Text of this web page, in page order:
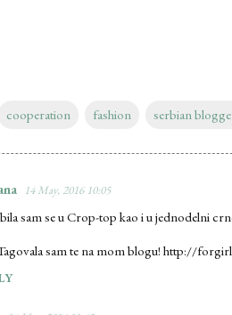
cooperation fashion serbian
14 May, 2016 10:05
sam se u Crop-top kao i u jednodelni
sam te na mom blogu! http://